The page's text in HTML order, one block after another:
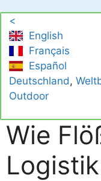
Inhalt
springen
<
English
Français
Español
Deutschland,
Outdoor
Wie